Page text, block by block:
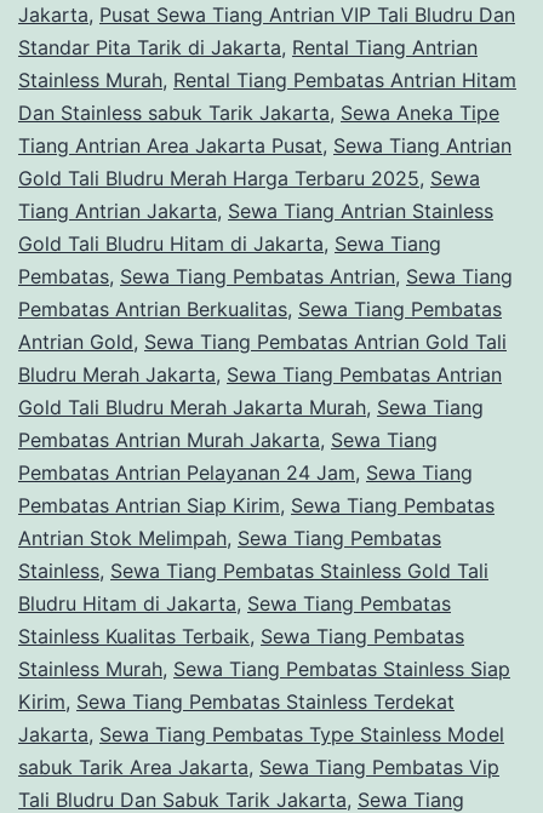
Pita
Tarik
di
Jakarta
Jakarta, Pusat Sewa Tiang Antrian VIP Tali Bludru Dan
Standar Pita Tarik di Jakarta, Rental Tiang Antrian
Stainless Murah, Rental Tiang Pembatas Antrian Hitam
Dan Stainless sabuk Tarik Jakarta, Sewa Aneka Tipe
Tiang Antrian Area Jakarta Pusat, Sewa Tiang Antrian
Gold Tali Bludru Merah Harga Terbaru 2025, Sewa
Tiang Antrian Jakarta, Sewa Tiang Antrian Stainless
Gold Tali Bludru Hitam di Jakarta, Sewa Tiang
Pembatas, Sewa Tiang Pembatas Antrian, Sewa Tiang
Pembatas Antrian Berkualitas, Sewa Tiang Pembatas
Antrian Gold, Sewa Tiang Pembatas Antrian Gold Tali
Bludru Merah Jakarta, Sewa Tiang Pembatas Antrian
Gold Tali Bludru Merah Jakarta Murah, Sewa Tiang
Pembatas Antrian Murah Jakarta, Sewa Tiang
Pembatas Antrian Pelayanan 24 Jam, Sewa Tiang
Pembatas Antrian Siap Kirim, Sewa Tiang Pembatas
Antrian Stok Melimpah, Sewa Tiang Pembatas
Stainless, Sewa Tiang Pembatas Stainless Gold Tali
Bludru Hitam di Jakarta, Sewa Tiang Pembatas
Stainless Kualitas Terbaik, Sewa Tiang Pembatas
Stainless Murah, Sewa Tiang Pembatas Stainless Siap
Kirim, Sewa Tiang Pembatas Stainless Terdekat
Jakarta, Sewa Tiang Pembatas Type Stainless Model
sabuk Tarik Area Jakarta, Sewa Tiang Pembatas Vip
Tali Bludru Dan Sabuk Tarik Jakarta, Sewa Tiang